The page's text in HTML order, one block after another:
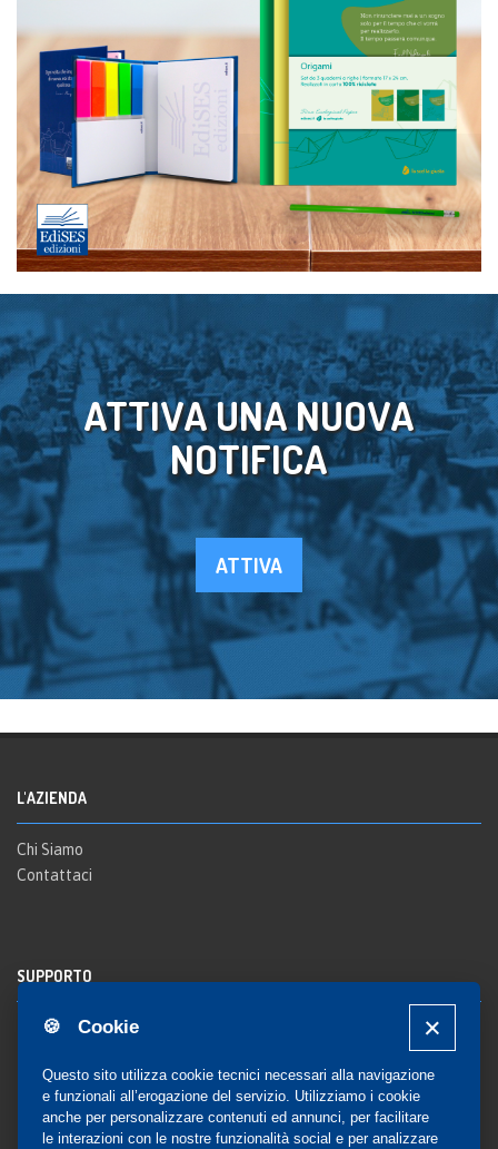
🍪 Cookie
Questo sito utilizza cookie tecnici necessari alla navigazione
e funzionali all’erogazione del servizio. Utilizziamo i cookie
anche per personalizzare contenuti ed annunci, per facilitare
le interazioni con le nostre funzionalità social e per analizzare
ATTIVA UNA NUOVA
NOTIFICA
ATTIVA
L'AZIENDA
Chi Siamo
Contattaci
SUPPORTO
Registrazione al sito
Notifica